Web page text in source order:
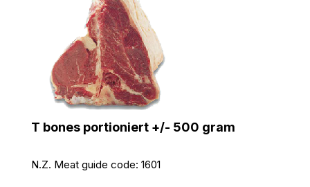
T bones portioniert +/- 500 gram
N.Z. Meat guide code: 1601